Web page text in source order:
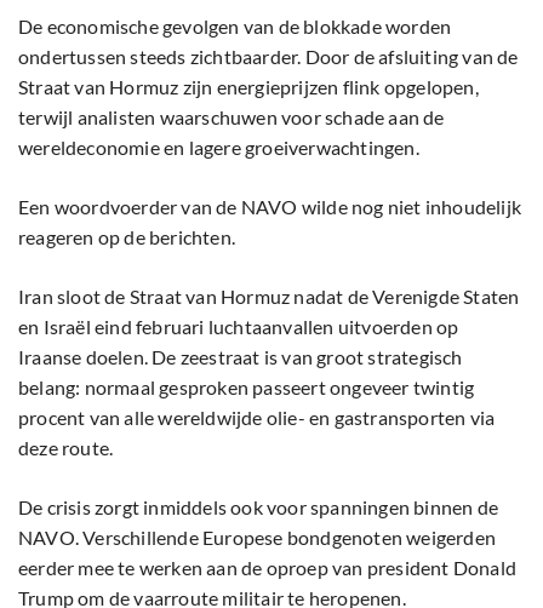
De economische gevolgen van de blokkade worden
ondertussen steeds zichtbaarder. Door de afsluiting van de
Straat van Hormuz zijn energieprijzen flink opgelopen,
terwijl analisten waarschuwen voor schade aan de
wereldeconomie en lagere groeiverwachtingen.
Een woordvoerder van de NAVO wilde nog niet inhoudelijk
reageren op de berichten.
Iran sloot de Straat van Hormuz nadat de Verenigde Staten
en Israël eind februari luchtaanvallen uitvoerden op
Iraanse doelen. De zeestraat is van groot strategisch
belang: normaal gesproken passeert ongeveer twintig
procent van alle wereldwijde olie- en gastransporten via
deze route.
De crisis zorgt inmiddels ook voor spanningen binnen de
NAVO. Verschillende Europese bondgenoten weigerden
eerder mee te werken aan de oproep van president Donald
Trump om de vaarroute militair te heropenen.